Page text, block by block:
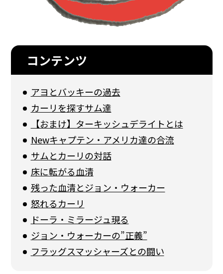
コンテンツ
アヨとバッキーの過去
カーリを探すサム達
【おまけ】ターキッシュデライトとは
Newキャプテン・アメリカ達の合流
サムとカーリの対話
床に転がる血清
残った血清とジョン・ウォーカー
怒れるカーリ
ドーラ・ミラージュ現る
ジョン・ウォーカーの”正義”
フラッグスマッシャーズとの闘い